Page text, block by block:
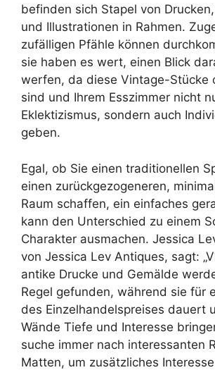
befinden sich Stapel von
und Illustrationen in Rahmen.
zufälligen Pfähle können
sie haben es wert, einen Blick
werfen, da diese Vintage-Stücke
sind und Ihrem Esszimmer nicht
Eklektizismus, sondern auch
geben.
Egal, ob Sie einen traditionellen
einen zurückgezogeneren,
Raum schaffen, ein einfaches
kann den Unterschied zu einem
Charakter ausmachen. Jessica
von Jessica Lev Antiques, sagt:
antike Drucke und Gemälde
Regel gefunden, während sie für
des Einzelhandelspreises dauert
Wände Tiefe und Interesse
suche immer nach interessanten
Matten, um zusätzliches Interesse